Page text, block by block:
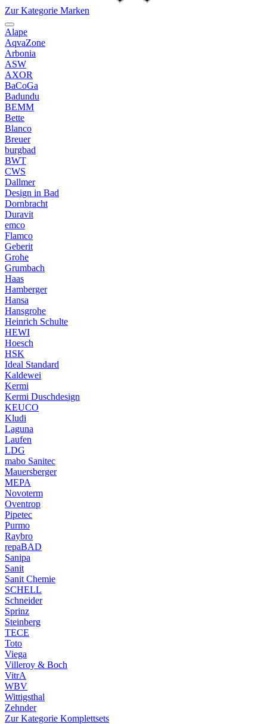
Zur Kategorie Marken
Alape
AqvaZone
Arbonia
ASW
AXOR
BaCoGa
Badundu
BEMM
Bette
Blanco
Breuer
burgbad
BWT
CWS
Dallmer
Design in Bad
Dornbracht
Duravit
emco
Flamco
Geberit
Grohe
Grumbach
Haas
Hamberger
Hansa
Hansgrohe
Heinrich Schulte
HEWI
Hoesch
HSK
Ideal Standard
Kaldewei
Kermi
Kermi Duschdesign
KEUCO
Kludi
Laguna
Laufen
LDG
mabo Sanitec
Mauersberger
MEPA
Novoterm
Oventrop
Pipetec
Purmo
Raybro
repaBAD
Sanipa
Sanit
Sanit Chemie
SCHELL
Schneider
Sprinz
Steinberg
TECE
Toto
Viega
Villeroy & Boch
VitrA
WBV
Wittigsthal
Zehnder
Zur Kategorie Komplettsets